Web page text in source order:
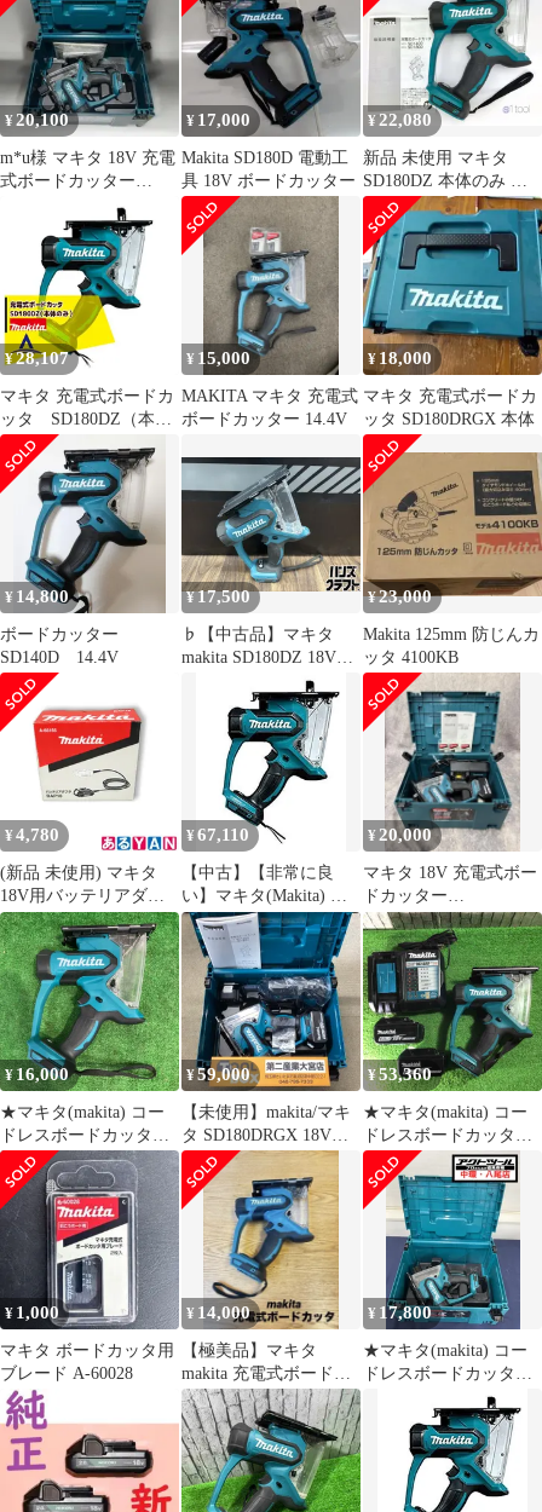
[M04]
¥20,100
m*u様 マキタ 18V 充電
式ボードカッター
SD180D【動作確認済・
¥ 17,000
Makita SD180D 電動工
具 18V ボードカッター
¥22,080
新品 未使用 マキタ
SD180DZ 本体のみ 充
電式 ボードカッター
¥28,107
マキタ 充電式ボードカ
ッタ SD180DZ（本体
のみ）
¥ 15,000
MAKITA マキタ 充電式
ボードカッター 14.4V
¥ 18,000
マキタ 充電式ボードカ
ッタ SD180DRGX 本体
¥ 14,800
ボードカッター
SD140D 14.4V
¥17,500
♭【中古品】マキタ
makita SD180DZ 18V充
電式ボードカッタ 本体
のみ【熊本けやき通り
¥23,000
Makita 125mm 防じんカ
ッタ 4100KB
¥ 4,780
(新品 未使用) マキタ
18V用バッテリアダプ
タ(BAP18/バッテリリア
側コード)BAP18 バッテ
リ・充電器別売
0088381486293
¥67,110
【中古】【非常に良
い】マキタ(Makita) 充
電式ボードカッタ
14.4V (本体のみ)
SD140DZ ggw725x
¥20,000
マキタ 18V 充電式ボー
ドカッター
SD180DRTX ケース付
き
¥16,000
★マキタ(makita) コー
ドレスボードカッタ
SD180DZ【町田店】
¥59,000
【未使用】makita/マキ
タ SD180DRGX 18V充
電式ボードカッタ
【203】
¥53,360
★マキタ(makita) コー
ドレスボードカッタ
SD180DRGX【川口店】
¥ 1,000
マキタ ボードカッタ用
ブレード A-60028
¥ 14,000
【極美品】マキタ
makita 充電式ボードカ
ッタ SD180D 18V
¥ 17,800
★マキタ(makita) コー
ドレスボードカッタ
SD180DZ【八尾店】